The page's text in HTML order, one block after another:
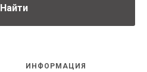
Найти
ИНФОРМАЦИЯ